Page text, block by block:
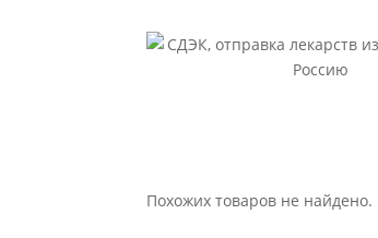
Похожих товаров не найдено.